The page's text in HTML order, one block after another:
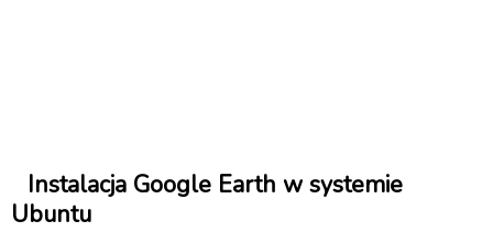
Instalacja Google Earth w systemie
Ubuntu